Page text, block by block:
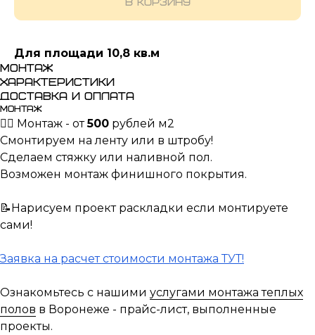
В корзину
Для площади 10,8 кв.м
Монтаж
Характеристики
Доставка и оплата
Монтаж
👷‍♀️ Монтаж - от500 рублей м2
Смонтируем на ленту или в штробу!
Сделаем стяжку или наливной пол.
Возможен монтаж финишного покрытия.
📝Нарисуем проект раскладки если монтируете
сами!
Заявка на расчет стоимости монтажа ТУТ!
Ознакомьтесь с нашими услугами монтажа теплых
полов в Воронеже - прайс-лист, выполненные
проекты.